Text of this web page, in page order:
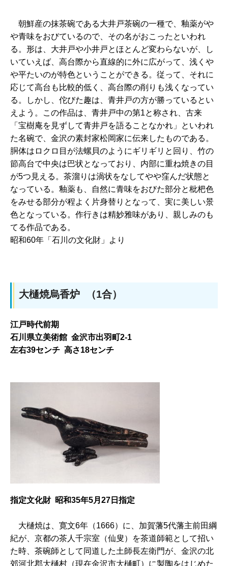
朝鮮産の抹茶碗である大井戸茶碗の一種で、釉薬がや
や青味をおびているので、その名がおこったといわれ
る。形は、大井戸や小井戸とほとんど変わらないが、し
いていえば、高台際から直線的に外に広がって、浅くや
や平たいのが特色ということができる。従って、それに
応じて高台も比較的低く、高台際の削りも浅くなってい
る。しかし、佗びた趣は、青井戸の方が勝っているとい
えよう。この作品は、青井戸中の第1と称され、古来
「宝樹庵を見ずして青井戸を語ることなかれ」といわれ
た名碗で、金沢の素封家松岡家に伝来したものである。
胴体はロクロ目が法螺貝のようにギリギリと回り、竹の
節高台で中央は巴状となっており、内部に重ね焼きの目
が5つ見える。茶溜りは渦状をなしてやや窪んだ状態と
なっている。釉薬も、自然に青味をおびた部分と枇杷色
をみせる部分が程よく片身替りとなって、実に美しい景
色となっている。作行きは精妙雅味があり、親しみのも
てる作品である。
昭和60年「石川の文化財」より
大樋焼烏香炉 （1合）
江戸時代前期
石川県立美術館 金沢市出羽町2-1
左右39センチ 高さ18センチ
指定文化財 昭和35年5月27日指定
大樋焼は、寛文6年（1666）に、加賀藩5代藩主前田綱
紀が、京都の茶人千宗室（仙叟）を茶道師範として招い
た時、茶碗師として同道した土師長左衛門が、金沢の北
郊河北郡大樋村（現在金沢市大樋町）に製陶をはじめた